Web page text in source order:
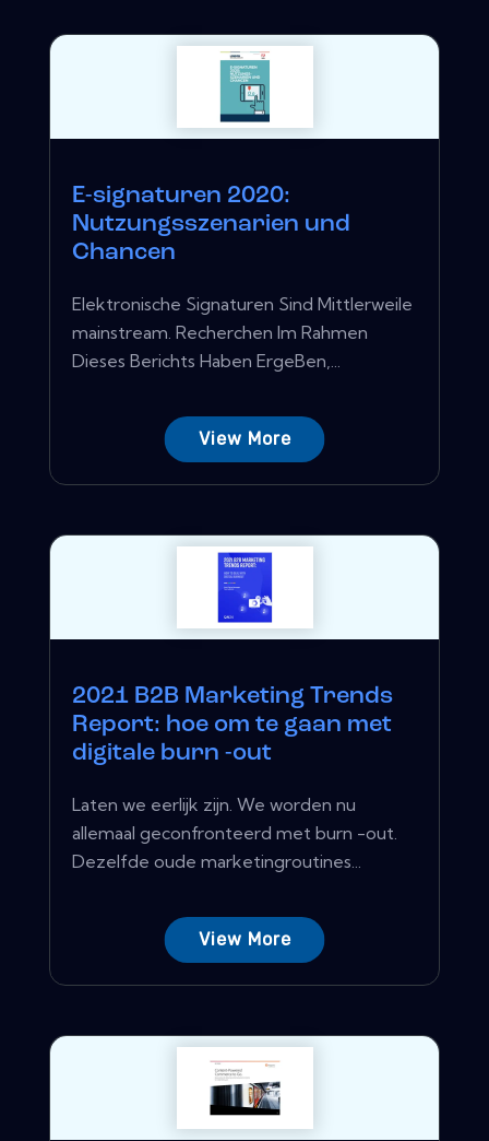
E-signaturen 2020:
Nutzungsszenarien und
Chancen
Elektronische Signaturen Sind Mittlerweile
mainstream. Recherchen Im Rahmen
Dieses Berichts Haben ErgeBen,...
View More
2021 B2B Marketing Trends
Report: hoe om te gaan met
digitale burn -out
Laten we eerlijk zijn. We worden nu
allemaal geconfronteerd met burn -out.
Dezelfde oude marketingroutines...
View More